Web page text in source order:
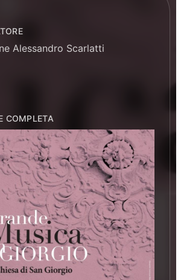
Alessandro Scarlatti
COMPLETA